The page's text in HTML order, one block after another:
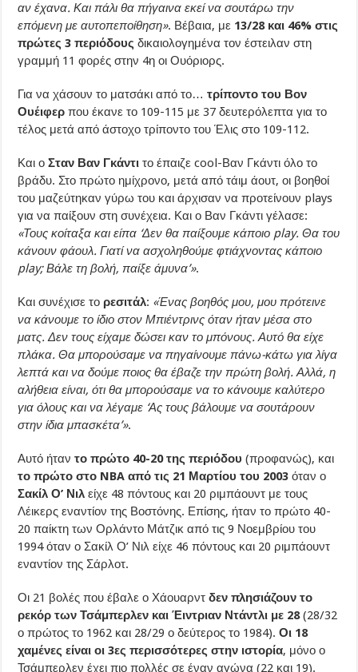
αν έχανα. Και πάλι θα πήγαινα εκεί να σουτάρω την
επόμενη με αυτοπεποίθηση». Βέβαια, με 13/28 και 46% στις
πρώτες 3 περιόδουςδικαιολογημένα τον έστειλαν στη
γραμμή 11 φορές στην 4η οι Ουόριορς.
Για να χάσουν το ματσάκι από το…τρίποντο του Βον
Ουέιφερ που έκανε το 109-115 με 37 δευτερόλεπτα για το
τέλος μετά από άστοχο τρίποντο του Έλις στο 109-112.
Και οΣταν Βαν Γκάντι το έπαιζε cool-Βαν Γκάντι όλο το
βράδυ. Στο πρώτο ημίχρονο, μετά από τάιμ άουτ, οι βοηθοί
του μαζεύτηκαν γύρω του και άρχισαν να προτείνουν plays
για να παίξουν στη συνέχεια. Και ο Βαν Γκάντι γέλασε:
«Τους κοίταξα και είπα ‘Δεν θα παίξουμε κάποιο play. Θα του
κάνουν φάουλ. Γιατί να ασχοληθούμε φτιάχνοντας κάποιο
play; Βάλε τη βολή, παίξε άμυνα’».
Και συνέχισε το ρεσιτάλ: «Ένας βοηθός μου, μου πρότεινε
να κάνουμε το ίδιο στον Μπιέντρινς όταν ήταν μέσα στο
ματς. Δεν τους είχαμε δώσει καν το μπόνους. Αυτό θα είχε
πλάκα. Θα μπορούσαμε να πηγαίνουμε πάνω-κάτω για λίγα
λεπτά και να δούμε ποιος θα έβαζε την πρώτη βολή. Αλλά, η
αλήθεια είναι, ότι θα μπορούσαμε να το κάνουμε καλύτερο
για όλους και να λέγαμε ‘Ας τους βάλουμε να σουτάρουν
στην ίδια μπασκέτα’».
Αυτό ήταντο πρώτο 40-20 της περιόδου (προφανώς), και
το πρώτο στο NBA από τις 21 Μαρτίου του 2003όταν ο
Σακίλ Ο’ Νιλ είχε 48 πόντους και 20 ριμπάουντ με τους
Λέικερς εναντίον της Βοστόνης. Επίσης, ήταν το πρώτο 40-
20 παίκτη των Ορλάντο Μάτζικ από τις 9 Νοεμβρίου του
1994 όταν ο Σακίλ Ο’ Νιλ είχε 46 πόντους και 20 ριμπάουντ
εναντίον της Σάρλοτ.
Οι 21 βολές που έβαλε ο Χάουαρντδεν πλησιάζουν το
ρεκόρ των Τσάμπερλεν και Έιντριαν Ντάντλι με 28(28/32
ο πρώτος το 1962 και 28/29 ο δεύτερος το 1984). Οι 18
χαμένες είναι οι 3ες περισσότερες στην ιστορία, μόνο ο
Τσάμπερλεν έχει πιο πολλές σε έναν αγώνα (22 και 19).